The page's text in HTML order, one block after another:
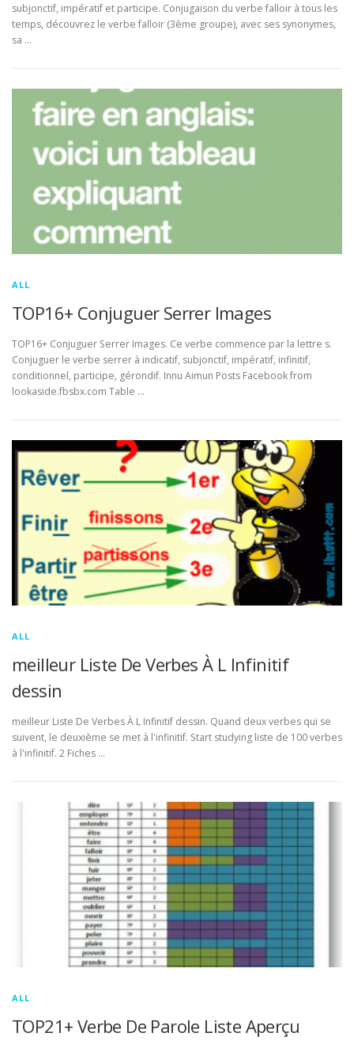
subjonctif, impératif et participe. Conjugaison du verbe falloir à tous les
temps, découvrez le verbe falloir (3ème groupe), avec ses synonymes,
sa …
ALL
TOP16+ Conjuguer Serrer Images
TOP16+ Conjuguer Serrer Images. Ce verbe commence par la lettre s.
Conjuguer le verbe serrer à indicatif, subjonctif, impératif, infinitif,
conditionnel, participe, gérondif. Innu Aimun Posts Facebook from
lookaside.fbsbx.com Table …
ALL
meilleur Liste De Verbes À L Infinitif
dessin
meilleur Liste De Verbes À L Infinitif dessin. Quand deux verbes qui se
suivent, le deuxième se met à l'infinitif. Start studying liste de 100 verbes
à l'infinitif. 2 Fiches …
ALL
TOP21+ Verbe De Parole Liste Aperçu